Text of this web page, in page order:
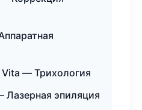
— Трихология
Лазерная эпиляция